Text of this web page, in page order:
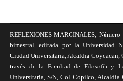
REFLEXIONES MARGINALES,
bimestral, editada por la Universidad
Ciudad Universitaria, Alcaldía Coyoacán,
través de la Facultad de Filosofía y
Universitaria, S/N, Col. Copilco, Alcaldía